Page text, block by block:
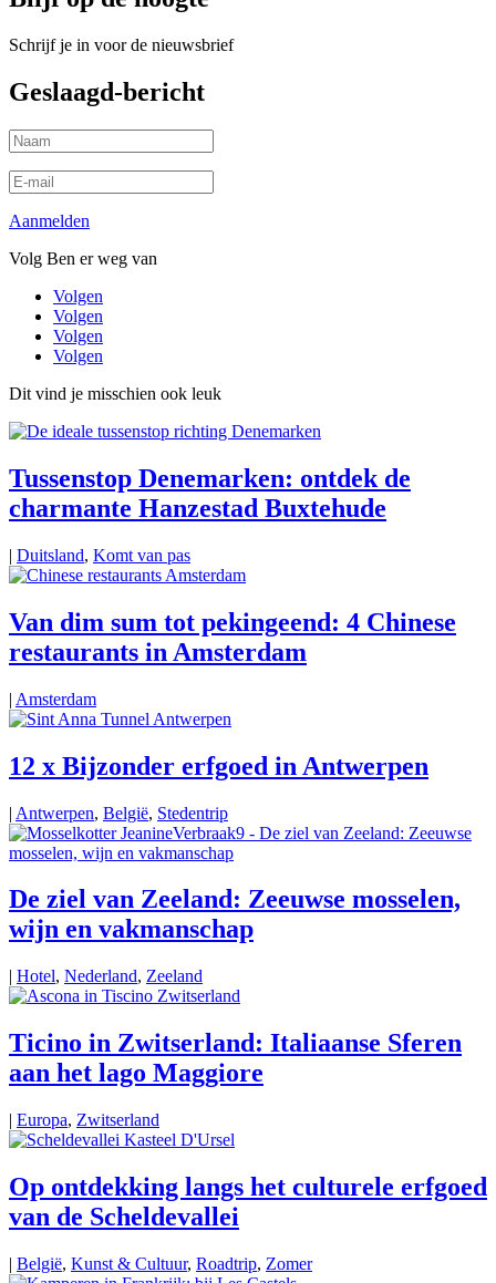
Schrijf je in voor de nieuwsbrief
Geslaagd-bericht
Aanmelden
Volg Ben er weg van
Volgen
Volgen
Volgen
Volgen
Dit vind je misschien ook leuk
Tussenstop Denemarken: ontdek de
charmante Hanzestad Buxtehude
| Duitsland, Komt van pas
Van dim sum tot pekingeend: 4 Chinese
restaurants in Amsterdam
| Amsterdam
12 x Bijzonder erfgoed in Antwerpen
| Antwerpen, België, Stedentrip
De ziel van Zeeland: Zeeuwse mosselen,
wijn en vakmanschap
| Hotel, Nederland, Zeeland
Ticino in Zwitserland: Italiaanse Sferen
aan het lago Maggiore
| Europa, Zwitserland
Op ontdekking langs het culturele erfgoed
van de Scheldevallei
| België, Kunst & Cultuur, Roadtrip, Zomer